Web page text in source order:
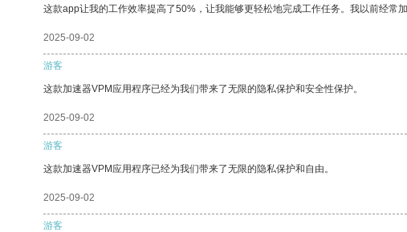
这款app让我的工作效率提高了50%，让我能够更轻松地完成工作任务。我以前经常
2025-09-02
游客
这款加速器VPM应用程序已经为我们带来了无限的隐私保护和安全性保护。
2025-09-02
游客
这款加速器VPM应用程序已经为我们带来了无限的隐私保护和自由。
2025-09-02
游客